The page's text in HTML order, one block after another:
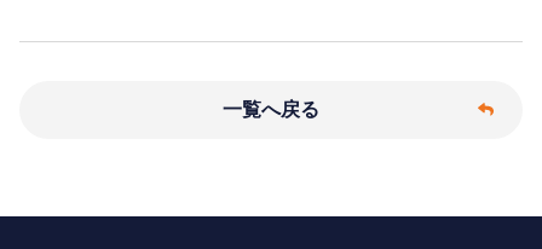
一覧へ戻る